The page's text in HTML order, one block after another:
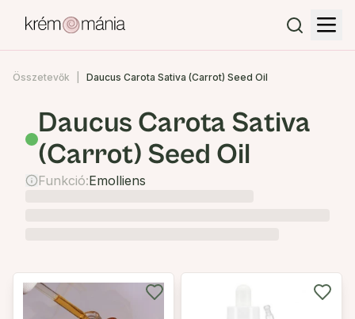
Összetevők Daucus Carota Sativa (Carrot) Seed Oil
Daucus Carota Sativa
(Carrot) Seed Oil
Funkció:Emolliens